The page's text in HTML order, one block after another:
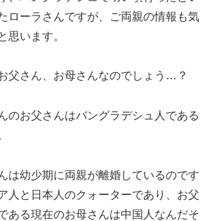
ローラさんですが、ご両親の情報も気
思います。
父さん、お母さんなのでしょう…？
のお父さんはバングラデシュ人である
は幼少期に両親が離婚しているのです
人と日本人のクォーターであり、お父
ある現在のお母さんは中国人なんだそ